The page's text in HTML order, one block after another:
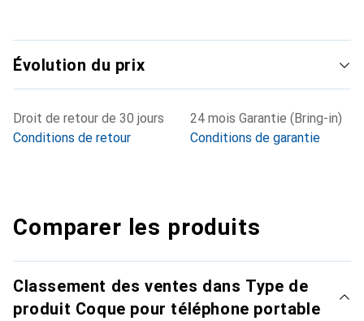
Évolution du prix
Droit de retour de 30 jours
Conditions de retour
24 mois Garantie (Bring-in)
Conditions de garantie
Comparer les produits
Classement des ventes dans Type de
produit Coque pour téléphone portable